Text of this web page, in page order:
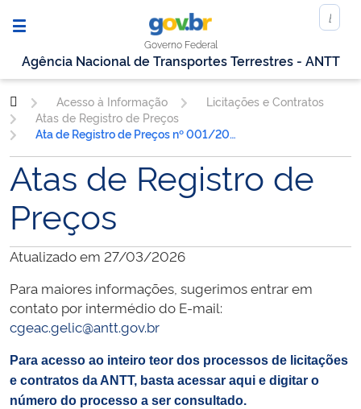
Governo Federal
Agência Nacional de Transportes Terrestres - ANTT
Acesso à Informação
Licitações e Contratos
Atas de Registro de Preços
Ata de Registro de Preços nº 001/2020
Atas de Registro de
Preços
Atualizado em 27/03/2026
Para maiores informações, sugerimos entrar em
contato por intermédio do E-mail:
cgeac.gelic@antt.gov.br
Para acesso ao inteiro teor dos processos de licitações
e contratos da ANTT, basta acessar aqui e digitar o
número do processo a ser consultado.